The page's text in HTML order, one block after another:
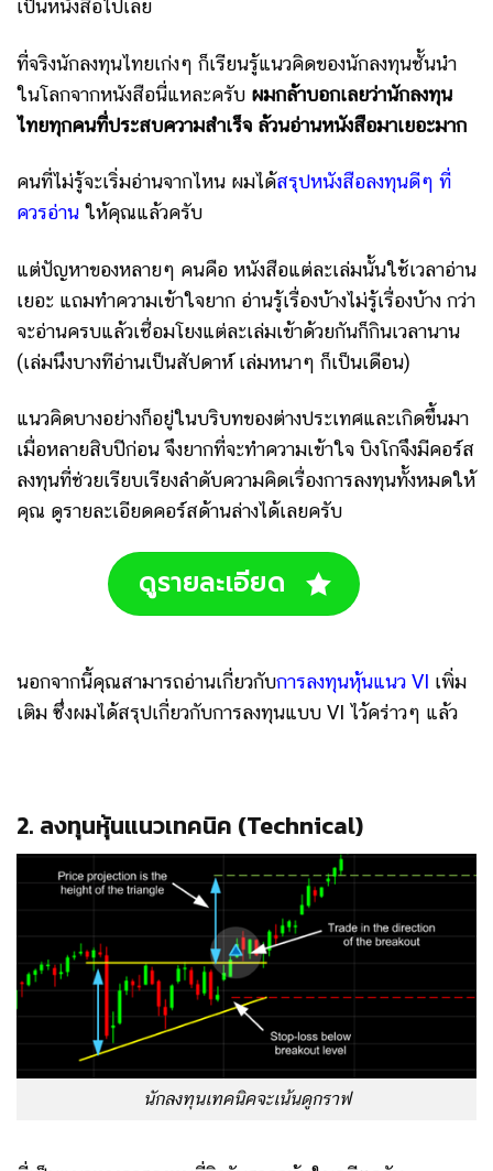
เป็นหนังสือไปเลย
ที่จริงนักลงทุนไทยเก่งๆ ก็เรียนรู้แนวคิดของนักลงทุนชั้นนำ
ในโลกจากหนังสือนี่แหละครับ ผมกล้าบอกเลยว่านักลงทุน
ไทยทุกคนที่ประสบความสำเร็จ ล้วนอ่านหนังสือมาเยอะมาก
คนที่ไม่รู้จะเริ่มอ่านจากไหน ผมได้สรุปหนังสือลงทุนดีๆ ที่
ควรอ่าน ให้คุณแล้วครับ
แต่ปัญหาของหลายๆ คนคือ หนังสือแต่ละเล่มนั้นใช้เวลาอ่าน
เยอะ แถมทำความเข้าใจยาก อ่านรู้เรื่องบ้างไม่รู้เรื่องบ้าง กว่า
จะอ่านครบแล้วเชื่อมโยงแต่ละเล่มเข้าด้วยกันก็กินเวลานาน
(เล่มนึงบางทีอ่านเป็นสัปดาห์ เล่มหนาๆ ก็เป็นเดือน)
แนวคิดบางอย่างก็อยู่ในบริบทของต่างประเทศและเกิดขึ้นมา
เมื่อหลายสิบปีก่อน จึงยากที่จะทำความเข้าใจ บิงโกจึงมีคอร์ส
ลงทุนที่ช่วยเรียบเรียงลำดับความคิดเรื่องการลงทุนทั้งหมดให้
คุณ ดูรายละเอียดคอร์สด้านล่างได้เลยครับ
ดูรายละเอียด
นอกจากนี้คุณสามารถอ่านเกี่ยวกับการลงทุนหุ้นแนว VI เพิ่ม
เติม ซึ่งผมได้สรุปเกี่ยวกับการลงทุนแบบ VI ไว้คร่าวๆ แล้ว
2. ลงทุนหุ้นแนวเทคนิค (Technical)
นักลงทุนเทคนิคจะเน้นดูกราฟ